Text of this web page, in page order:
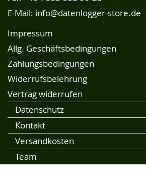
E-Mail: info@datenlogger-store.de
Impressum
Allg. Geschäftsbedingungen
Zahlungsbedingungen
Widerrufsbelehrung
Vertrag widerrufen
Datenschutz
Kontakt
Versandkosten
Team